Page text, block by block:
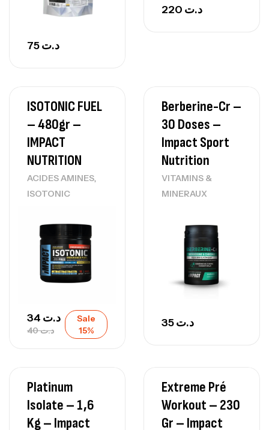
د.ت
د.ت
ISOTONIC FUEL
– 480gr –
IMPACT
NUTRITION
ACIDES AMINES,
ISOTONIC
د.ت40
د.ت
Sale
15%
Berberine-Cr –
30 Doses –
Impact Sport
Nutrition
VITAMINS &
MINERAUX
د.ت
Platinum
Isolate – 1,6
Kg – Impact
Extreme Pré
Workout – 230
Gr – Impact